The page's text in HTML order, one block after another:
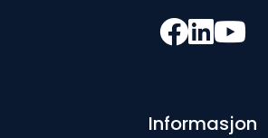
Informasjon